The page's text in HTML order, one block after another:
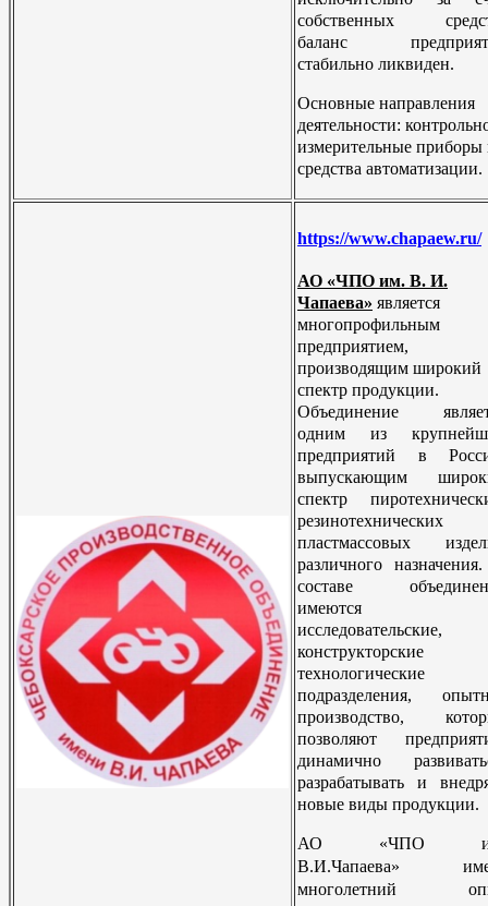
собственных
баланс
стабильно ликвиден.
Основные направления
деятельности:
измерительные приборы
средства автоматизации.
https://www.chapaew.ru/
АО «ЧПО им. В. И.
Чапаева» является
многопрофильным
предприятием,
производящим широкий
спектр продукции.
Объединение
одним из
предприятий в
выпускающим
спектр
пластмассовых
различного
составе
имеются
исследовательские,
технологические
подразделения,
производство,
позволяют
динамично
разрабатывать и
новые виды продукции.
АО «ЧПО
В.И.Чапаева»
многолетний